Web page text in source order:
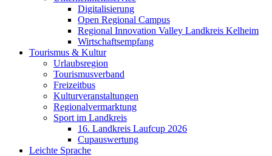
Digitalisierung
Open Regional Campus
Regional Innovation Valley Landkreis Kelheim
Wirtschaftsempfang
Tourismus & Kultur
Urlaubsregion
Tourismusverband
Freizeitbus
Kulturveranstaltungen
Regionalvermarktung
Sport im Landkreis
16. Landkreis Laufcup 2026
Cupauswertung
Leichte Sprache